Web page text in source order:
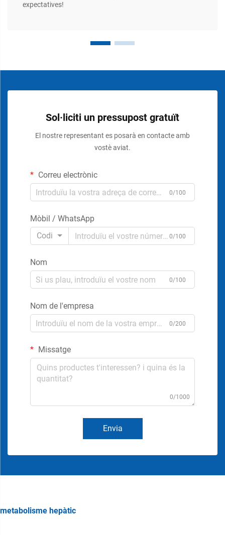
expectatives!
Sol·liciti un pressupost gratuït
El nostre representant es posarà en contacte amb
vostè aviat.
Correu electrònic
0/100
Mòbil / WhatsApp
Codi
0/100
Nom
0/100
Nom de l'empresa
0/200
Missatge
0/1000
Envia
metabolisme hepàtic